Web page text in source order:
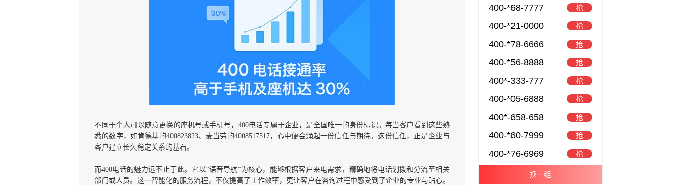
不同于个人可以随意更换的座机号或手机号，400电话专属于企业，是全国唯一的身份标识。每当客户看到这些熟
悉的数字，如肯德基的400823823、麦当劳的4008517517，心中便会涌起一份信任与期待。这份信任，正是企业与
客户建立长久稳定关系的基石。
而400电话的魅力远不止于此。它以“语音导航”为核心，能够根据客户来电需求，精确地将电话划拨和分流至相关
部门或人员。这一智能化的服务流程，不仅提高了工作效率，更让客户在咨询过程中感受到了企业的专业与贴心。
400-*68-7777 抢
400-*21-0000 抢
400-*78-6666 抢
400-*56-8888 抢
400*-333-777 抢
400-*05-6888 抢
400*-658-658 抢
400-*60-7999 抢
400-*76-6969 抢
换一组